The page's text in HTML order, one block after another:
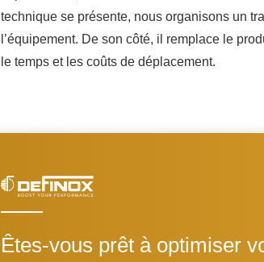
technique se présente, nous organisons un
l’équipement. De son côté, il remplace le
le temps et les coûts de déplacement.
Êtes-vous prêt à optimiser